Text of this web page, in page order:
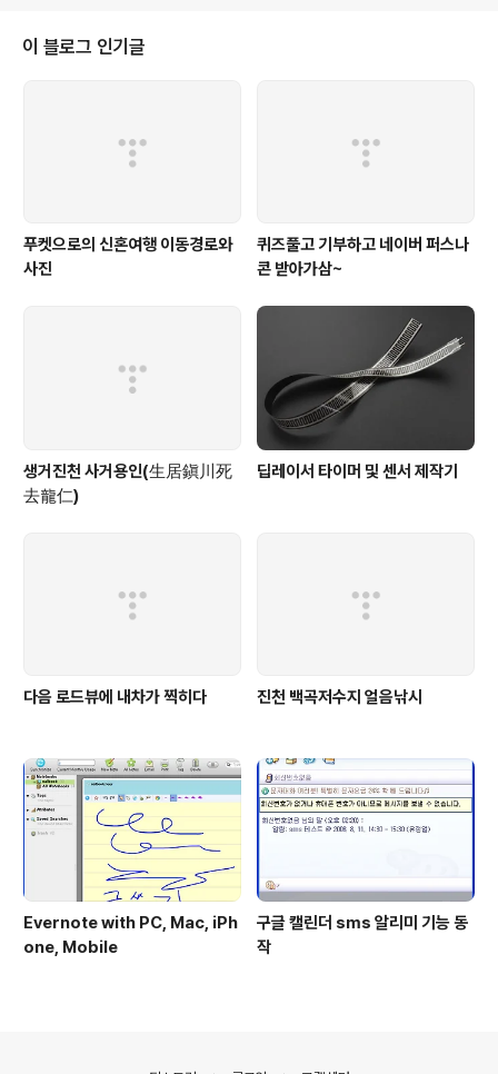
이 블로그 인기글
푸켓으로의 신혼여행 이동경로와
사진
퀴즈풀고 기부하고 네이버 퍼스나
콘 받아가삼~
생거진천 사거용인(生居鎭川死
去龍仁)
딥레이서 타이머 및 센서 제작기
다음 로드뷰에 내차가 찍히다 진천 백곡저수지 얼음낚시
Evernote with PC, Mac, iPh
one, Mobile
구글 캘린더 sms 알리미 기능 동
작